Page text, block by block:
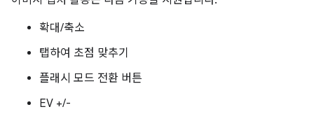
확대/축소
탭하여 초점 맞추기
플래시 모드 전환 버튼
EV +/-